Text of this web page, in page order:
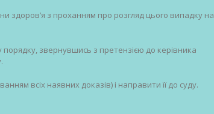
здоров’я з проханням про розгляд цього випадку на
звернувшись з претензією до керівника
всіх наявних доказів) і направити її до суду.